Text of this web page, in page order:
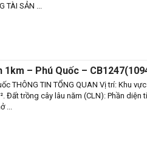
SẢN ...
1km – Phú Quốc –
THÔNG TIN TỔNG QUAN Vị trí: Khu vực
Đất trồng cây lâu năm (CLN): Phần diện
...